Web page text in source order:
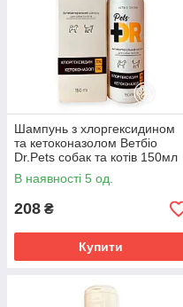
Шампунь з хлоргексидином
та кетоконазолом Ветбіо
Dr.Pets собак та котів 150мл
В наявності 5 од.
208 ₴
Купити